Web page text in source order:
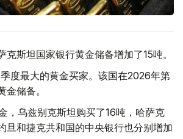
克斯坦国家银行黄金储备增加了15吨。
度最大的黄金买家。该国在2026年第
金储备。
，乌兹别克斯坦购买了16吨，哈萨克
旦和捷克共和国的中央银行也分别增加